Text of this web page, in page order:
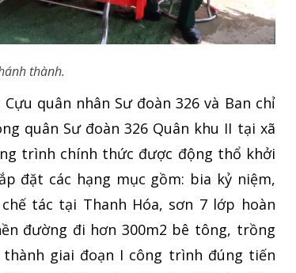
thành.
quân nhân Sư đoàn 326 và Ban chỉ
quân Sư đoàn 326 Quân khu II tại xã
trình chính thức được động thổ khởi
đặt các hạng mục gồm: bia kỷ niệm,
tác tại Thanh Hóa, sơn 7 lớp hoàn
đường đi hơn 300m2 bê tông, trồng
giai đoạn I công trình đúng tiến